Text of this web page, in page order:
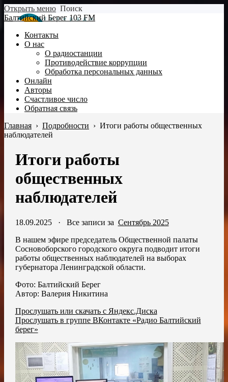
Открыть меню Поиск
Балтийский Берег 103 FM
Контакты
О нас
О радиостанции
Противодействие коррупции
Обработка персональных данных
Онлайн
Авторы
Счастливое число
Обратная связь
Главная › Подробности › Итоги работы общественных
наблюдателей
Итоги работы
общественных
наблюдателей
18.09.2025· Все записи за Сентябрь 2025
В нашем эфире председатель Общественной палаты
Сосновоборского городского округа подводит итоги
работы общественных наблюдателей на выборах
губернатора Ленинградской области.
Фото: Балтийский Берег
Автор: Валерия Никитина
Прослушать или скачать с Яндекс.Диска
Прослушать в группе ВКонтакте «Радио Балтийский
берег»